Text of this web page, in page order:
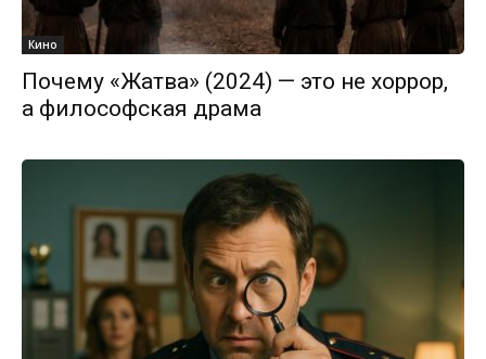
Кино
Почему «Жатва» (2024) — это не хоррор,
а философская драма